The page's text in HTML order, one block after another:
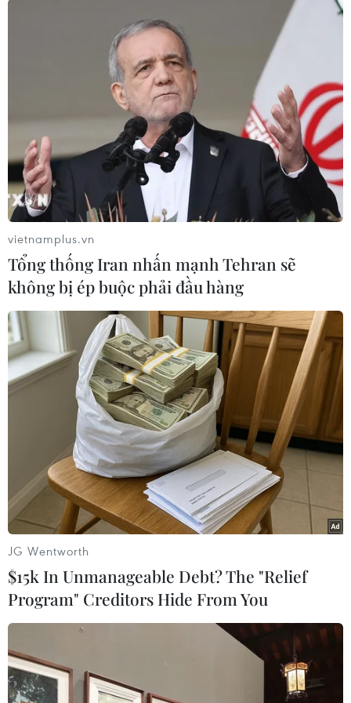
biết: Việt Nam đang đứng trước ba thách thức
lớn. Thứ nhất là bảo vệ chủ quyền công nghệ,
một phần không thể tách rời của chủ quyền
quốc gia. Thứ hai là hiện thực hóa mục tiêu trở
thành quốc gia tiên tiến vào năm kỷ niệm 100
năm độc lập. Việt Nam đã xác lập “bộ tứ Nghị
quyết chiến lược” khoa học công nghệ, hội nhập
quốc tế, pháp luật và kinh tế tư nhân để đưa đất
nước vươn mình trong kỷ nguyên mới. Quyết
định số 1131/QĐ-TTg của Thủ tướng Chính phủ
cũng đã đặt AI ở vị trí số 1 trong 11 nhóm công
nghệ chiến lược của quốc gia. Thứ ba là thiếu
nguồn lực đầu tư, các cường quốc đầu tư hàng
trăm, hàng ngàn tỷ USD mỗi năm cho AI, Việt
Nam không có được nguồn lực tương đương.
Liên minh AI Âu Lạc ra đời như một lời giải cho
các thách thức này. Liên minh AI không chỉ là
một sáng kiến, mà là một lời hiệu triệu.
Hoạt động của Liên minh AI Âu Lạc dựa trên 3
nguyên tắc: Đồng thuận – Tôn trọng – Cộng
đồng mở. Dựa trên thế mạnh của các thành
viên, Liên minh AI Âu Lạc sẽ tập trung vào 3
lĩnh vực chính gồm: Nghiên cứu phát triển, Xây
dựng quy chuẩn và chính sách về AI, Đào tạo.
vietnamplus.vn
Tổng thống Iran nhấn mạnh Tehran sẽ
không bị ép buộc phải đầu hàng
JG Wentworth
$15k In Unmanageable Debt? The "Relief
Program" Creditors Hide From You